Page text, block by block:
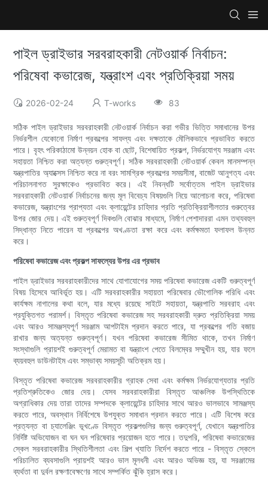
পাইল ড্রাইভার সরবরাহকারী নেটওয়ার্ক নির্বাচন:
পরিষেবা কভারেজ, যন্ত্রাংশ এবং প্রতিক্রিয়া সময়
2026-02-24 T-works 83
সঠিক পাইল ড্রাইভার সরবরাহকারী নেটওয়ার্ক নির্বাচন করা গভীর ভিত্তি সমাধানের উপর
নির্ভরশীল যেকোনো নির্মাণ প্রকল্পের সাফল্য এবং দক্ষতাকে মৌলিকভাবে প্রভাবিত করতে
পারে। বৃহৎ পরিকাঠামো উন্নয়ন হোক বা ছোট, বিশেষায়িত প্রকল্প, নির্ভরযোগ্য সরঞ্জাম এবং
সহায়তা নিশ্চিত করা অত্যন্ত গুরুত্বপূর্ণ। সঠিক সরবরাহকারী নেটওয়ার্ক কেবল মানসম্পন্ন
যন্ত্রপাতির অ্যাক্সেস নিশ্চিত করে না বরং সামগ্রিক প্রকল্পের সময়সীমা, বাজেট আনুগত্য এবং
পরিচালনাগত সুরক্ষাকেও প্রভাবিত করে। এই নিবন্ধটি সর্বোত্তম পাইল ড্রাইভার
সরবরাহকারী নেটওয়ার্ক নির্বাচনের জন্য মূল বিবেচ্য বিষয়গুলি নিয়ে আলোচনা করে, পরিষেবা
কভারেজ, যন্ত্রাংশের প্রাপ্যতা এবং ক্লায়েন্টের চাহিদার প্রতি প্রতিক্রিয়াশীলতার গুরুত্বের
উপর জোর দেয়। এই গুরুত্বপূর্ণ দিকগুলি বোঝার মাধ্যমে, নির্মাণ পেশাদাররা এমন তথ্যবহুল
সিদ্ধান্ত নিতে পারেন যা প্রকল্পের অখণ্ডতা রক্ষা করে এবং কর্মক্ষমতা ফলাফল উন্নত
করে।
পরিষেবা কভারেজ এবং প্রকল্প সাফল্যের উপর এর প্রভাব
পাইল ড্রাইভার সরবরাহকারীদের সাথে যোগাযোগের সময় পরিষেবা কভারেজ একটি গুরুত্বপূর্ণ
বিষয় হিসেবে আবির্ভূত হয়। এটি সরবরাহকারীর সহায়তা পরিষেবার ভৌগোলিক পরিধি এবং
কার্যক্ষম নাগালের কথা বলে, যার মধ্যে রয়েছে সাইটে সহায়তা, যন্ত্রপাতি সরবরাহ এবং
প্রযুক্তিগত পরামর্শ। বিস্তৃত পরিষেবা কভারেজ সহ সরবরাহকারী দ্রুত প্রতিক্রিয়া সময়
এবং আরও সামঞ্জস্যপূর্ণ সরঞ্জাম আপটাইম প্রদান করতে পারে, যা প্রকল্পের গতি বজায়
রাখার জন্য অত্যন্ত গুরুত্বপূর্ণ। যখন পরিষেবা কভারেজ সীমিত থাকে, তখন নির্মাণ
সংস্থাগুলি প্রায়শই গুরুত্বপূর্ণ মেরামত বা যন্ত্রাংশ পেতে বিলম্বের সম্মুখীন হয়, যার ফলে
ব্যয়বহুল ডাউনটাইম এবং সম্ভাব্য সময়সূচী অতিক্রম হয়।
বিস্তৃত পরিষেবা কভারেজ সরবরাহকারীর গ্রাহক সেবা এবং কর্মক্ষম নির্ভরযোগ্যতার প্রতি
প্রতিশ্রুতিকেও জোর দেয়। যেসব সরবরাহকারীরা বিস্তৃত আঞ্চলিক উপস্থিতিকে
অগ্রাধিকার দেয় তারা তাদের সম্পদকে ক্লায়েন্টের চাহিদার সাথে আরও ভালভাবে সামঞ্জস্য
করতে পারে, অবস্থান নির্বিশেষে উপযুক্ত সমাধান প্রদান করতে পারে। এটি বিশেষ করে
প্রত্যন্ত বা চ্যালেঞ্জিং ভূখণ্ডে বিস্তৃত প্রকল্পগুলির জন্য গুরুত্বপূর্ণ, যেখানে যন্ত্রপাতির
নির্দিষ্ট অভিযোজন বা ঘন ঘন পরিষেবার প্রয়োজন হতে পারে। তদুপরি, পরিষেবা কভারেজের
স্কেল সরবরাহকারীর স্থিতিশীলতা এবং শিল্প খ্যাতি নির্দেশ করতে পারে - বিস্তৃত স্কেলে
পরিচালিত ব্যবসাগুলি প্রায়শই আরও ভাল মূলধনী এবং আরও অভিজ্ঞ হয়, যা সরঞ্জামের
ব্যর্থতা বা দুর্বল রক্ষণাবেক্ষণের সাথে সম্পর্কিত ঝুঁকি হ্রাস করে।